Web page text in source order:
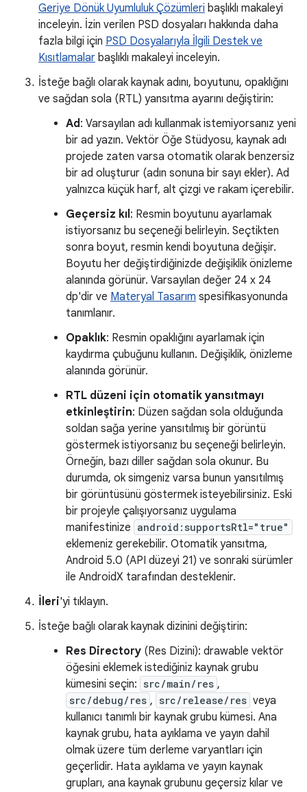
Geriye Dönük Uyumluluk Çözümleri başlıklı makaleyi
inceleyin. İzin verilen PSD dosyaları hakkında daha
fazla bilgi için PSD Dosyalarıyla İlgili Destek ve
Kısıtlamalar başlıklı makaleyi inceleyin.
İsteğe bağlı olarak kaynak adını, boyutunu, opaklığını
ve sağdan sola (RTL) yansıtma ayarını değiştirin:
Ad: Varsayılan adı kullanmak istemiyorsanız yeni
bir ad yazın. Vektör Öğe Stüdyosu, kaynak adı
projede zaten varsa otomatik olarak benzersiz
bir ad oluşturur (adın sonuna bir sayı ekler). Ad
yalnızca küçük harf, alt çizgi ve rakam içerebilir.
Geçersiz kıl: Resmin boyutunu ayarlamak
istiyorsanız bu seçeneği belirleyin. Seçtikten
sonra boyut, resmin kendi boyutuna değişir.
Boyutu her değiştirdiğinizde değişiklik önizleme
alanında görünür. Varsayılan değer 24 x 24
dp'dir ve Materyal Tasarım spesifikasyonunda
tanımlanır.
Opaklık: Resmin opaklığını ayarlamak için
kaydırma çubuğunu kullanın. Değişiklik, önizleme
alanında görünür.
RTL düzeni için otomatik yansıtmayı
etkinleştirin: Düzen sağdan sola olduğunda
soldan sağa yerine yansıtılmış bir görüntü
göstermek istiyorsanız bu seçeneği belirleyin.
Örneğin, bazı diller sağdan sola okunur. Bu
durumda, ok simgeniz varsa bunun yansıtılmış
bir görüntüsünü göstermek isteyebilirsiniz. Eski
bir projeyle çalışıyorsanız uygulama
manifestinize android:supportsRtl="true"
eklemeniz gerekebilir. Otomatik yansıtma,
Android 5.0 (API düzeyi 21) ve sonraki sürümler
ile AndroidX tarafından desteklenir.
İleri'yi tıklayın.
İsteğe bağlı olarak kaynak dizinini değiştirin:
Res Directory (Res Dizini): drawable vektör
öğesini eklemek istediğiniz kaynak grubu
kümesini seçin: src/main/res ,
src/debug/res , src/release/res veya
kullanıcı tanımlı bir kaynak grubu kümesi. Ana
kaynak grubu, hata ayıklama ve yayın dahil
olmak üzere tüm derleme varyantları için
geçerlidir. Hata ayıklama ve yayın kaynak
grupları, ana kaynak grubunu geçersiz kılar ve